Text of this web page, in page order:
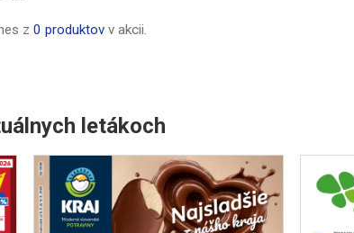
z 0 produktov v akcii.
letákoch